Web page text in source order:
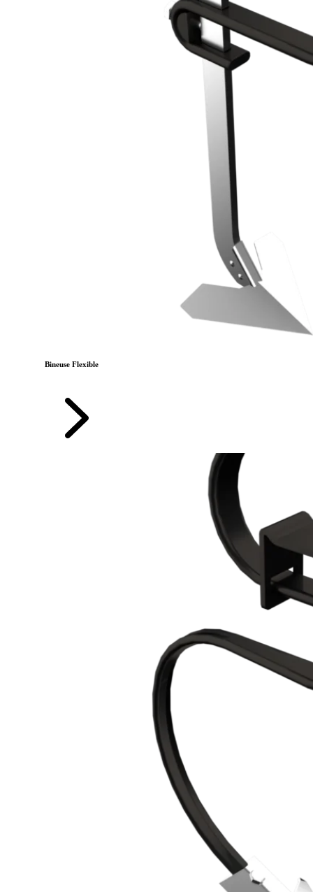
Bineuse Flexible